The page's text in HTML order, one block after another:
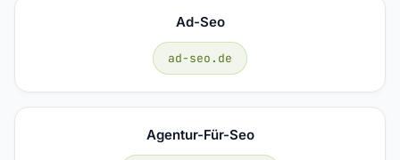
Ad-Seo
ad-seo.de
Agentur-Für-Seo